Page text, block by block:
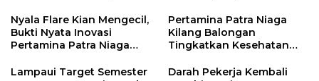
12 Jahitan!
Nyala Flare Kian Mengecil,
Bukti Nyata Inovasi
Pertamina Patra Niaga
Net Zero Emission 2060
Pertamina Patra Niaga
Kilang Balongan
Tingkatkan Kesehatan
Pemeriksaan Kesehatan
Lampaui Target Semester
Darah Pekerja Kembali